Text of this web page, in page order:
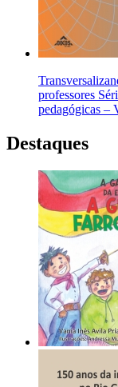
professores
pedagógicas –
Destaques